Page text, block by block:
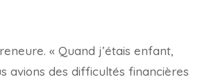
« Quand j’étais enfant,
avions des difficultés financières